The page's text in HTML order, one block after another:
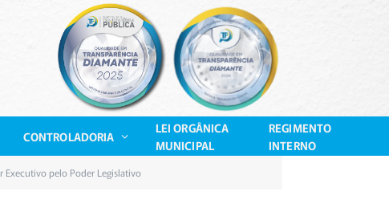
CONTROLADORIA
LEI ORGÂNICA
MUNICIPAL
REGIMENTO
INTERNO
Executivo pelo Poder Legislativo